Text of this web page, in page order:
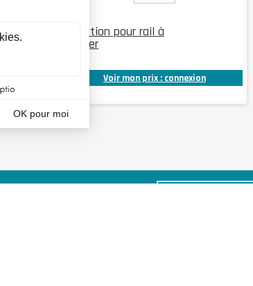
Jonction pour rail à
sceller
Voir mon prix : connexion